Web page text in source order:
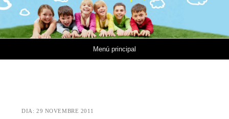
Menú principal
DIA:29 NOVEMBRE 2011